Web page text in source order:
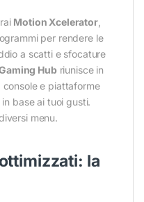
Motion Xcelerator,
per rendere le
a scatti e sfocature
Hubriunisce in
e piattaforme
base ai tuoi gusti.
menu.
la